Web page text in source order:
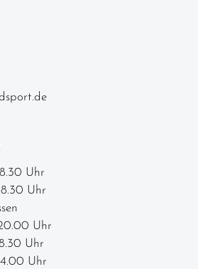
Uhr
Uhr
Uhr
Uhr
Uhr